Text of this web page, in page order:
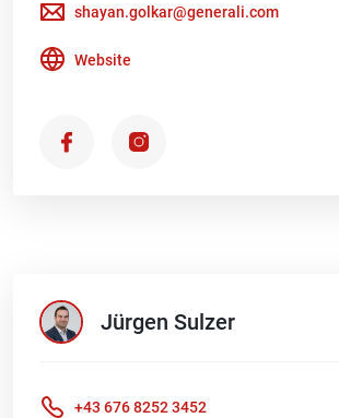
shayan.golkar@generali.com
Website
Jürgen Sulzer
+43 676 8252 3452